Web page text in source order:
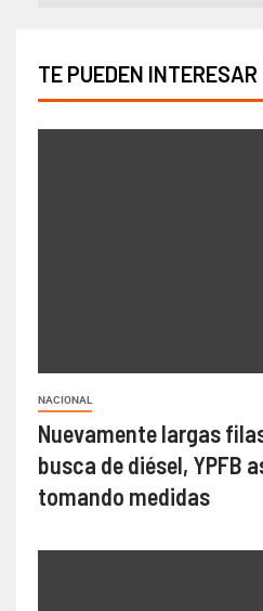
TE PUEDEN INTERESAR
NACIONAL
Nuevamente largas
busca de diésel, YPFB
tomando medidas